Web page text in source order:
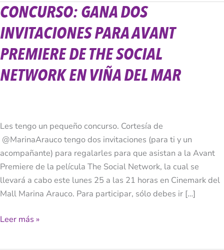
CONCURSO: GANA DOS
INVITACIONES PARA AVANT
PREMIERE DE THE SOCIAL
NETWORK EN VIÑA DEL MAR
Les tengo un pequeño concurso. Cortesía de
@MarinaArauco tengo dos invitaciones (para ti y un
acompañante) para regalarles para que asistan a la Avant
Premiere de la película The Social Network, la cual se
llevará a cabo este lunes 25 a las 21 horas en Cinemark del
Mall Marina Arauco. Para participar, sólo debes ir […]
Concurso:
Dos
Invitaciones
para
Avant
Social
Network
en
Viña
del
mar
Leer más »